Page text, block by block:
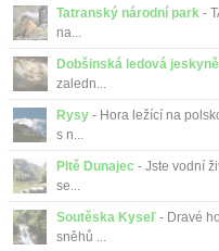
Tatranský národní park -
na...
Dobšinská ledová jeskyně
zaledn...
Rysy - Hora ležící na
s n...
Pltě Dunajec - Jste vodní
se...
Soutěska Kyseľ - Dravé
sněhů ...